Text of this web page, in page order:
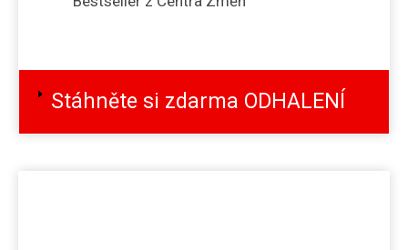
Stáhněte si zdarma ODHALENÍ